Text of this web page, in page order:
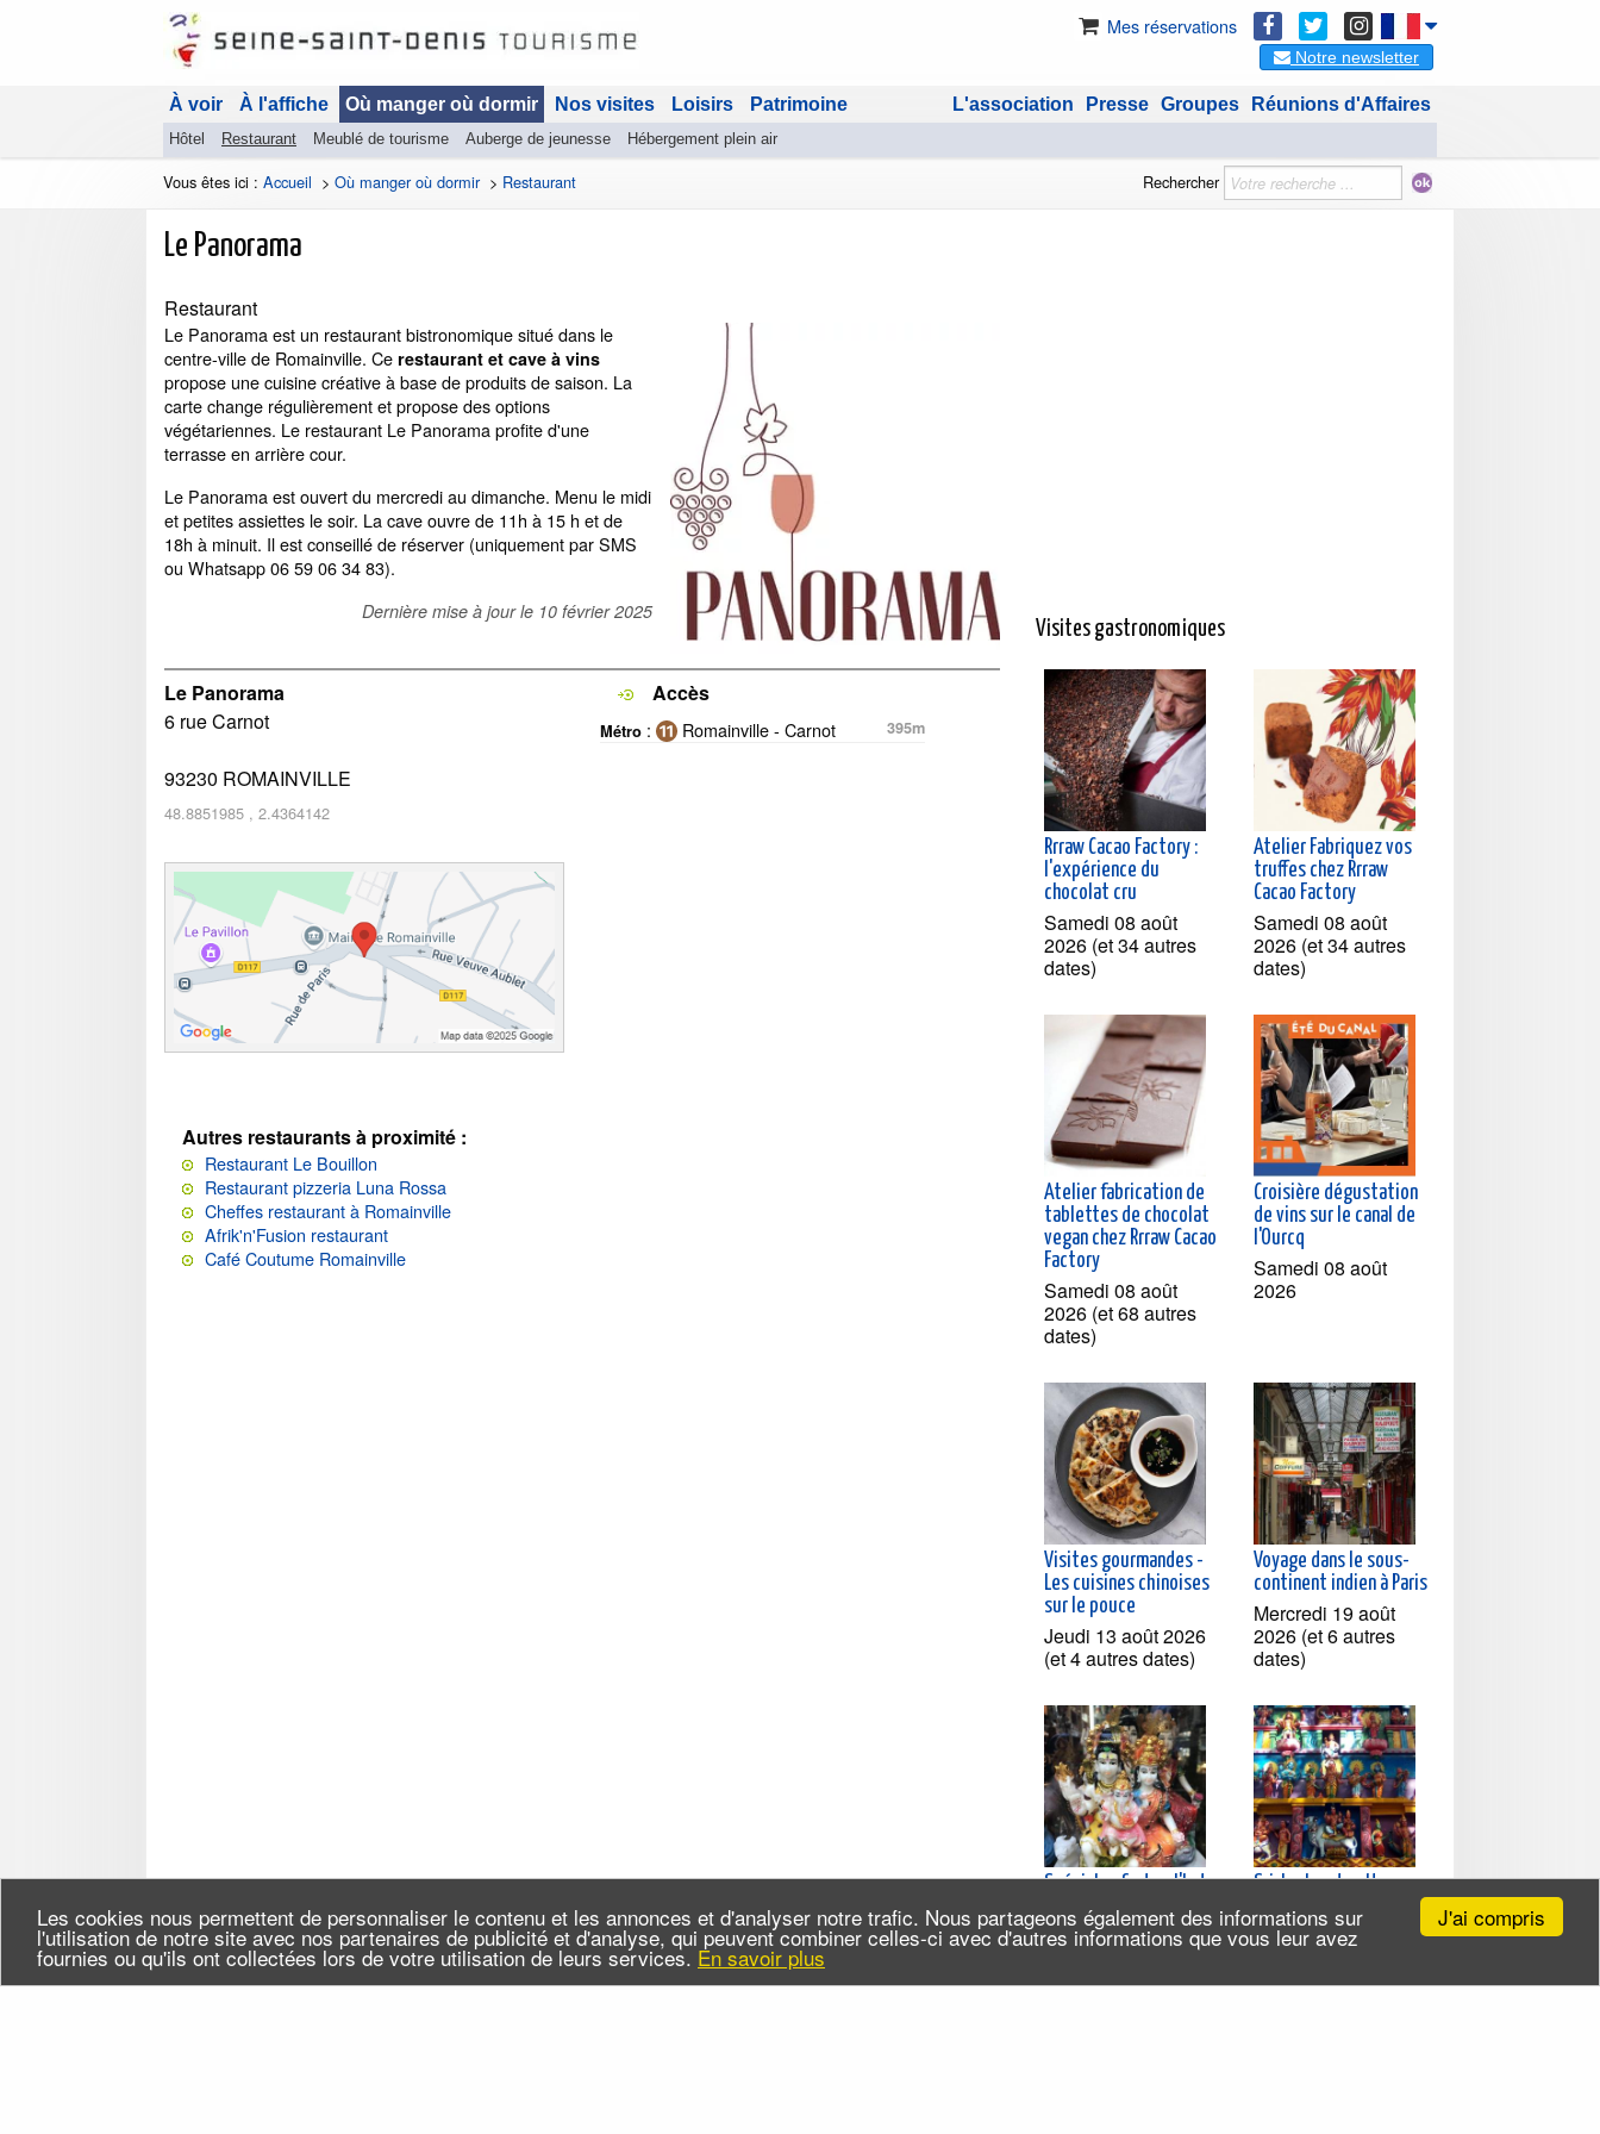
J'ai compris
Les cookies nous permettent de personnaliser le contenu et les annonces et d'analyser notre trafic. Nous partageons également des informations sur
l'utilisation de notre site avec nos partenaires de publicité et d'analyse, qui peuvent combiner celles-ci avec d'autres informations que vous leur avez
fournies ou qu'ils ont collectées lors de votre utilisation de leurs services. En savoir plus
Mes réservations
Notre newsletter
À voir À l'affiche Où manger où dormir
Hôtel Restaurant Meublé de tourisme Auberge de jeunesse Hébergement plein air
Nos visites Loisirs Patrimoine Réunions d'Affaires
Groupes
Presse
L'association
Vous êtes ici : Accueil > Où manger où dormir> Restaurant Rechercher
Le Panorama
Restaurant
Le Panorama est un restaurant bistronomique situé dans le
centre-ville de Romainville. Ce restaurant et cave à vins
propose une cuisine créative à base de produits de saison. La
carte change régulièrement et propose des options
végétariennes. Le restaurant Le Panorama profite d'une
terrasse en arrière cour.
Le Panorama est ouvert du mercredi au dimanche. Menu le midi
et petites assiettes le soir. La cave ouvre de 11h à 15 h et de
18h à minuit. Il est conseillé de réserver (uniquement par SMS
ou Whatsapp 06 59 06 34 83).
Dernière mise à jour le 10 février 2025
Le Panorama
6 rue Carnot
93230 ROMAINVILLE
48.8851985 , 2.4364142
Accès
Métro : Romainville - Carnot 395m
Autres restaurants à proximité :
Restaurant Le Bouillon
Restaurant pizzeria Luna Rossa
Cheffes restaurant à Romainville
Afrik'n'Fusion restaurant
Café Coutume Romainville
Visites gastronomiques
Rrraw Cacao Factory :
l'expérience du
chocolat cru
Samedi 08 août
2026 (et 34 autres
dates)
Atelier Fabriquez vos
truffes chez Rrraw
Cacao Factory
Samedi 08 août
2026 (et 34 autres
dates)
Atelier fabrication de
tablettes de chocolat
vegan chez Rrraw Cacao
Factory
Samedi 08 août
2026 (et 68 autres
dates)
Croisière dégustation
de vins sur le canal de
l'Ourcq
Samedi 08 août
2026
Visites gourmandes -
Les cuisines chinoises
sur le pouce
Jeudi 13 août 2026
(et 4 autres dates)
Voyage dans le sous-
continent indien à Paris
Mercredi 19 août
2026 (et 6 autres
dates)
Spécial enfants - L'Inde
à Paris en famille
Mercredi 19 août
dates)
Sri-Lanka et culture
tamoule à La
Courneuve
(et 3 autres dates)